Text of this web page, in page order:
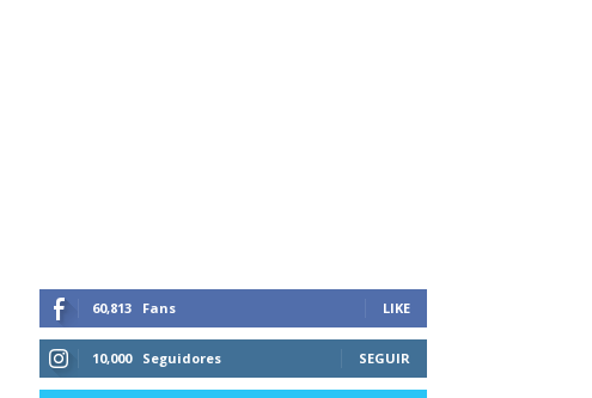
60,813 Fans LIKE
10,000 Seguidores SEGUIR